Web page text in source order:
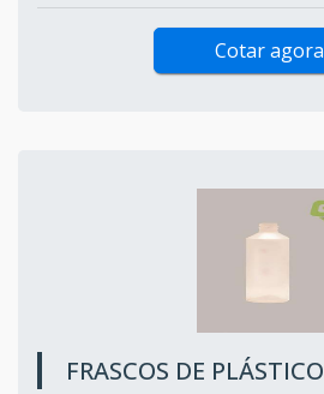
Cotar agora
FRASCOS DE PLÁSTICO